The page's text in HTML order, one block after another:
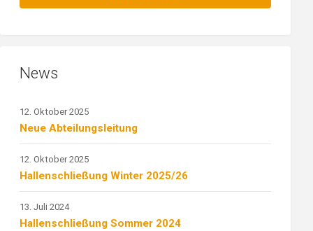
News
Neue Abteilungsleitung
12. Oktober 2025
Hallenschließung Winter 2025/26
12. Oktober 2025
Hallenschließung Sommer 2024
13. Juli 2024